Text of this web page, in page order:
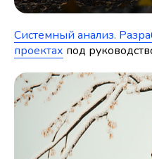
Системный анализ.
проектах под